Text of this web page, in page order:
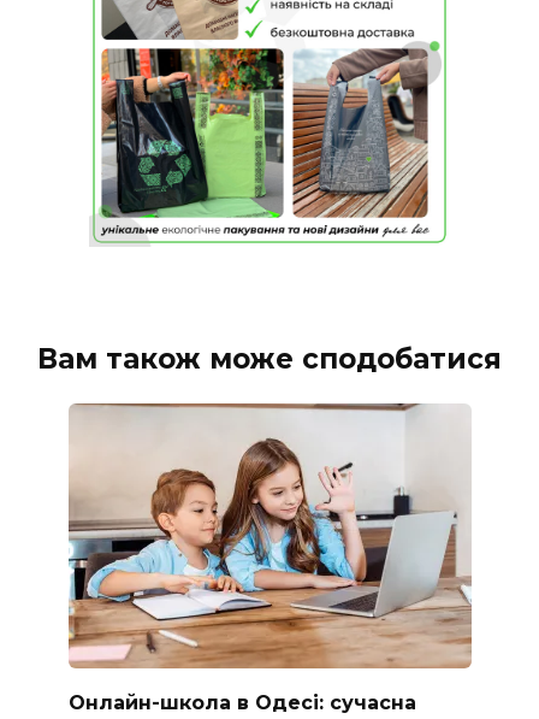
Вам також може сподобатися
Онлайн-школа в Одесі: сучасна